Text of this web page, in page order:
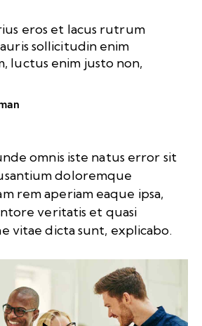
eros et lacus rutrum
sollicitudin enim
luctus enim justo non,
omnis iste natus error sit
doloremque
rem aperiam eaque ipsa,
veritatis et quasi
vitae dicta sunt, explicabo.